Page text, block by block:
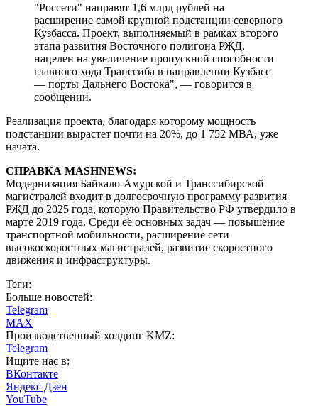
"Россети" направят 1,6 млрд рублей на
расширение самой крупной подстанции северного
Кузбасса. Проект, выполняемый в рамках второго
этапа развития Восточного полигона РЖД,
нацелен на увеличение пропускной способности
главного хода Транссиба в направлении Кузбасс
— порты Дальнего Востока", — говорится в
сообщении.
Реализация проекта, благодаря которому мощность
подстанции вырастет почти на 20%, до 1 752 МВА, уже
начата.
СПРАВКА MASHNEWS:
Модернизация Байкало-Амурской и Транссибирской
магистралей входит в долгосрочную программу развития
РЖД до 2025 года, которую Правительство РФ утвердило в
марте 2019 года. Среди её основных задач — повышение
транспортной мобильности, расширение сети
высокоскоростных магистралей, развитие скоростного
движения и инфраструктуры.
Теги:
Больше новостей:
Telegram
MAX
Производственный холдинг KMZ:
Telegram
Ищите нас в:
ВКонтакте
Яндекс Дзен
YouTube